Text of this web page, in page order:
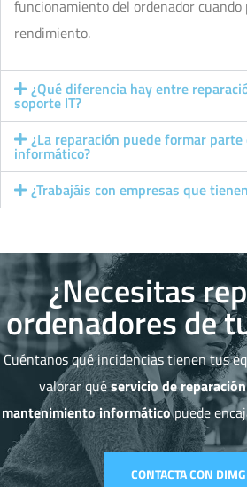
funcionamiento del ordenador
rendimiento.
¿Qué diferencia hay entre
soporte IT?
¿La reparación puede formar
informático?
¿Trabajáis con empresas que
¿Necesitas
ordenadores de
Cuéntanos qué incidencias tienen tus
valorar quéservicio de
mantenimiento informáticopuede
CONTACTA CON